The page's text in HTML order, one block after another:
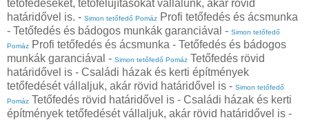
tetőfedéseket, tetőfelújításokat vállalunk, akár rövid
határidővel is. - Simon tetőfedő Pomáz Profi tetőfedés és ácsmunka
- Tetőfedés és bádogos munkák garanciával - Simon tetőfedő
Pomáz Profi tetőfedés és ácsmunka - Tetőfedés és bádogos
munkák garanciával - Simon tetőfedő Pomáz Tetőfedés rövid
határidővel is - Családi házak és kerti építmények
tetőfedését vállaljuk, akár rövid határidővel is - Simon tetőfedő
Pomáz Tetőfedés rövid határidővel is - Családi házak és kerti
építmények tetőfedését vállaljuk, akár rövid határidővel is -